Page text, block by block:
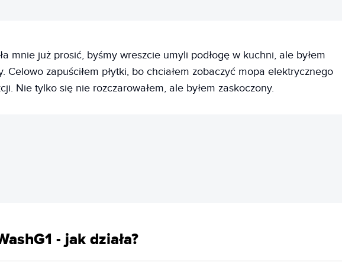
mnie już prosić, byśmy wreszcie umyli podłogę w kuchni, ale byłem
Celowo zapuściłem płytki, bo chciałem zobaczyć mopa elektrycznego
Nie tylko się nie rozczarowałem, ale byłem zaskoczony.
- jak działa?